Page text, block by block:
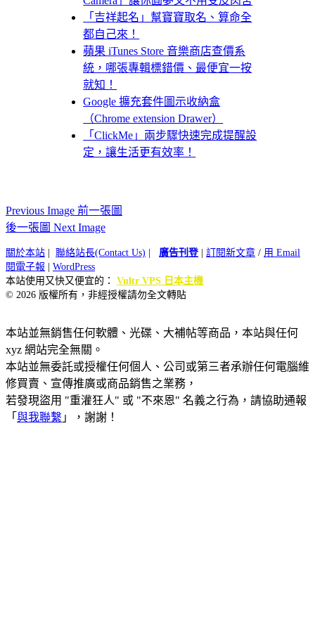
「吉祥起名」幫寶寶取名、算命全
都自己來！
蘋果 iTunes Store 音樂商店查價系
統，哪張專輯標錯價、最便宜一按
就知！
Google 擴充套件圖示收納盒
（Chrome extension Drawer）
「ClickMe」兩步驟快速完成提醒設
定，讓生活更有效率！
Previous Image 前一張圖
後一張圖 Next Image
關於本站 聯絡站長(Contact Us) 廣告刊登| 訂閱新文章 / 用 Email
閱電子報
WordPress
本站使用又快又便宜的： Vultr VPS 日本主機
© 2026 版權所有，非經授權請勿全文轉貼
本站並無銷售任何軟體、光碟、大補帖等商品，本站與任何
xyz 網站完全無關。
本站並無委託或授權任何個人、公司或第三者承辦任何電腦維
修買賣、宣傳推廣或商品銷售之業務，
若發現盜用 "重灌狂人" 或 "不來恩" 名義之行為，請協助通報
「 與我聯繫 」，謝謝！